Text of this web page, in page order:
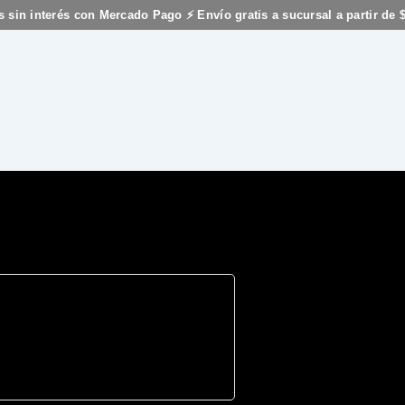
sin interés con Mercado Pago ⚡ Envío gratis a sucursal a partir de